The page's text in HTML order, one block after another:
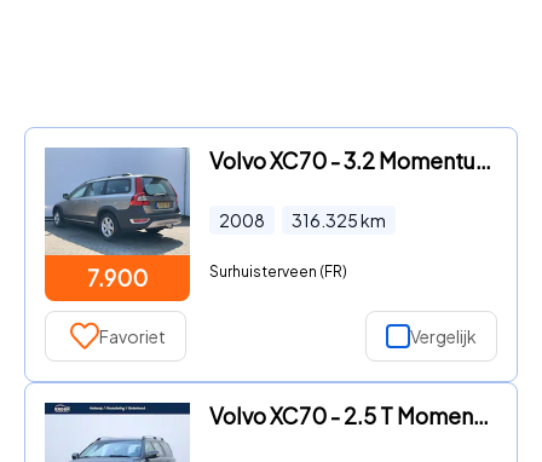
7.900
Volvo XC70 - 3.2 Momentum Youngtimer Automaat Trekhaak Leer Cruise Pdc Vo
2008 316.325km
Surhuisterveen (FR)
Favoriet Vergelijk
Volvo XC70 - 2.5 T Momentum | 2006 | Automaat | 7 persoons |